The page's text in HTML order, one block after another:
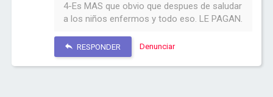
4-Es MAS que obvio que despues de saludar
a los niños enfermos y todo eso. LE PAGAN.
RESPONDER Denunciar